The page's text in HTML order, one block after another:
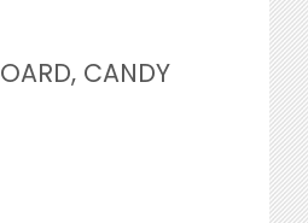
CANDY